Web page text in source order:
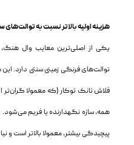
هزینه اولیه بالاتر نسبت به توالت‌های
یکی از اصلی‌ترین معایب وال هنگ،
توالت‌های فرنگی زمینی سنتی دارد.
فلاش تانک توکار (که معمولا گران‌تر
همه، سازه نگهدارنده یا فریم می‌شود.
پیچیدگی بیشتر، معمولا بالاتر است و